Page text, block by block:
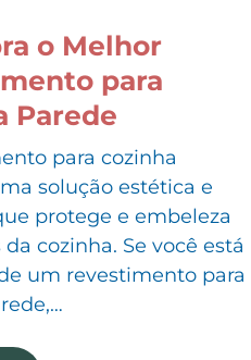
para
Parede
para cozinha
solução estética e
protege e embeleza
cozinha. Se você está
um revestimento para